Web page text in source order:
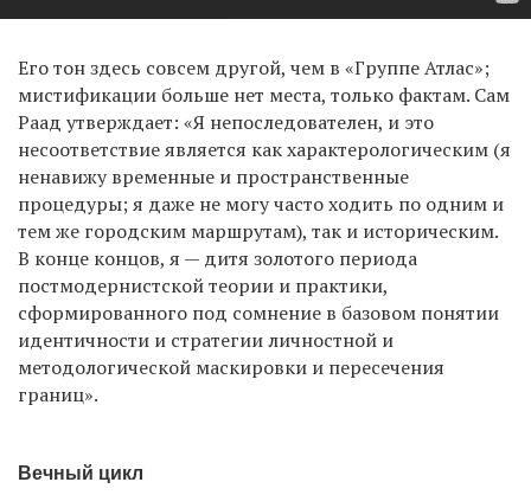
Его тон здесь совсем другой, чем в «Группе Атлас»;
мистификации больше нет места, только фактам. Сам
Раад утверждает: «Я непоследователен, и это
несоответствие является как характерологическим (я
ненавижу временные и пространственные
процедуры; я даже не могу часто ходить по одним и
тем же городским маршрутам), так и историческим.
В конце концов, я — дитя золотого периода
постмодернистской теории и практики,
сформированного под сомнение в базовом понятии
идентичности и стратегии личностной и
методологической маскировки и пересечения
границ».
Вечный цикл